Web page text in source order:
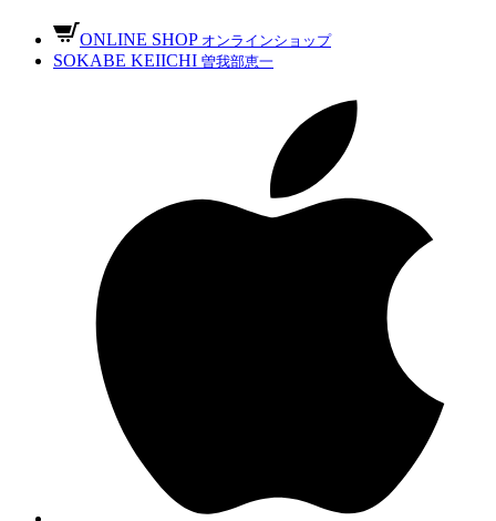
ONLINE SHOP オンラインショップ
SOKABE KEIICHI 曽我部恵一